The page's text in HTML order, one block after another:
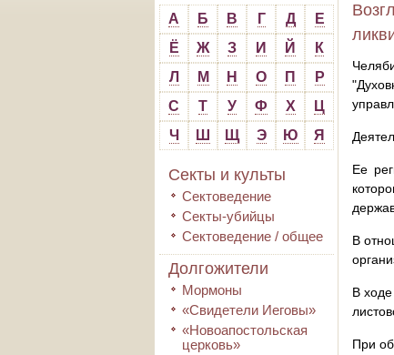
А Б В Г Д
Е
Ё
Ж З И Й
К
Л
М Н О П
Р
С
Т У Ф Х
Ц
Ч
Ш Щ Э Ю Я
Секты и культы
Сектоведение
Секты-убийцы
Сектоведение / общее
Долгожители
Мормоны
«Свидетели Иеговы»
«Новоапостольская
церковь»
Ее
В
В
При